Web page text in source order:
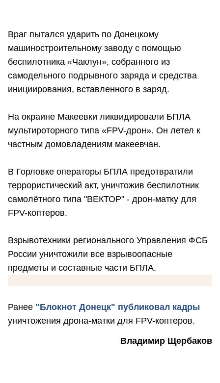
Враг пытался ударить по Донецкому
машиностроительному заводу с помощью
беспилотника «Чаклун», собранного из
самодельного подрывного заряда и средства
инициирования, вставленного в заряд.
На окраине Макеевки ликвидировали БПЛА
мультироторного типа «FPV-дрон». Он летел к
частным домовладениям макеевчан.
В Горловке операторы БПЛА предотвратили
террористический акт, уничтожив беспилотник
самолётного типа "ВЕКТОР" - дрон-матку для
FPV-коптеров.
Взрывотехники регионального Управления ФСБ
России уничтожили все взрывоопасные
предметы и составные части БПЛА.
Ранее "Блокнот Донецк" публиковал кадры
уничтожения дрона-матки для FPV-коптеров.
Владимир Щербаков